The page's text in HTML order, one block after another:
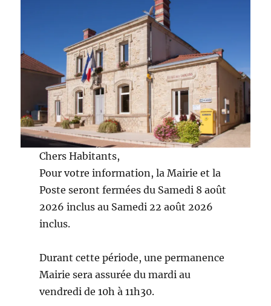
Chers Habitants,
Pour votre information, la Mairie et la
Poste seront fermées du Samedi 8 août
2026 inclus au Samedi 22 août 2026
inclus.
Durant cette période, une permanence
Mairie sera assurée du mardi au
vendredi de 10h à 11h30.